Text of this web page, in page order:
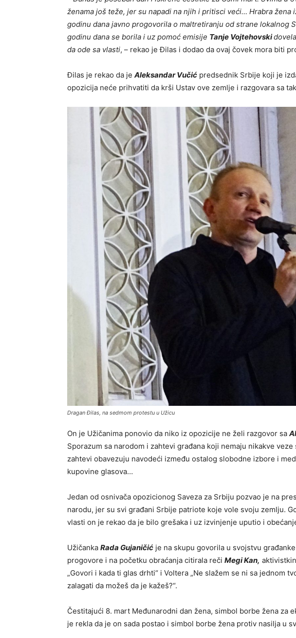
ženama još teže, jer su napadi na njih i pritisci veći… Hrabra žena
godinu dana javno progovorila o maltretiranju od strane lokalnog
godinu dana se borila i uz pomoć emisije Tanje Vojtehovski
da ode sa vlasti, – rekao je Đilas i dodao da ovaj čovek mora biti
Đilas je rekao da je Aleksandar Vučić predsednik Srbije koji je
opozicija neće prihvatiti da krši Ustav ove zemlje i razgovara sa
Dragan Đilas, na sedmom protestu u Užicu
On je Užičanima ponovio da niko iz opozicije ne želi razgovor sa
Sporazum sa narodom i zahtevi građana koji nemaju nikakve
zahtevi obavezuju navodeći između ostalog slobodne izbore i
kupovine glasova…
Jedan od osnivača opozicionog Saveza za Srbiju pozvao je na
narodu, jer su svi građani Srbije patriote koje vole svoju zemlju.
vlasti on je rekao da je bilo grešaka i uz izvinjenje uputio i
Užičanka Rada Gujaničić je na skupu govorila u svojstvu
progovore i na početku obraćanja citirala reči Megi Kan,
„Govori i kada ti glas drhti“ i Voltera „Ne slažem se ni sa jednom
zalagati da možeš da je kažeš?“.
Čestitajući 8. mart Međunarodni dan žena, simbol borbe žena za
je rekla da je on sada postao i simbol borbe žena protiv nasilja u